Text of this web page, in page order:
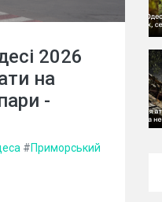
2026
на
-
#Приморський